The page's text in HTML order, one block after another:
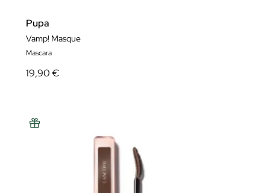
Pupa
Vamp! Masque
Mascara
19,90 €